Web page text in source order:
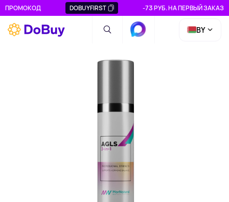
ПРОМОКОД DOBUYFIRST -73 РУБ. НА ПЕРВЫЙ ЗАКАЗ
BY